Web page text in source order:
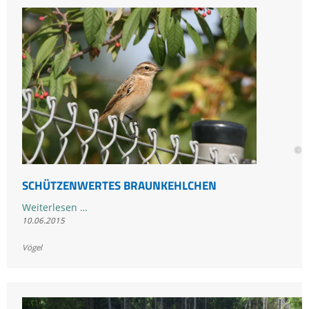
Rekord
jagt
den
nächsten
©
SCHÜTZENWERTES BRAUNKEHLCHEN
Weiterlesen …Schützenwertes
10.06.2015
Vögel